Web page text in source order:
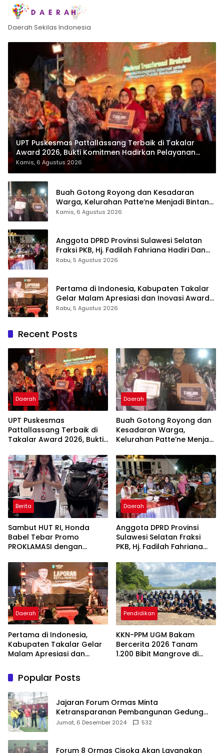
Daerah Sekilas Indonesia
UPT Puskesmas Pattallassang Terbaik di Takalar
Award 2026, Bukti Komitmen Hadirkan Pelayanan
Kesehatan Berkualitas
Kamis, 6 Agustus 2026
Buah Gotong Royong dan Kesadaran
Warga, Kelurahan Patte’ne Menjadi Bintang
Takalar Award 2026
Kamis, 6 Agustus 2026
Anggota DPRD Provinsi Sulawesi Selatan
Fraksi PKB, Hj. Fadilah Fahriana Hadiri Dan
Beri Apresiasi : Takalar Menyalakan Lentera
Rabu, 5 Agustus 2026
Pertama di Indonesia, Kabupaten Takalar
Gelar Malam Apresiasi dan Inovasi Award
2026: Panggung Penghargaan bagi
Rabu, 5 Agustus 2026
Recent Posts
Daerah
UPT Puskesmas
Pattallassang Terbaik di
Takalar Award 2026, Bukti
Pelayanan Kesehatan
Berkualitas
Daerah
Buah Gotong Royong dan
Kesadaran Warga,
Kelurahan Patte’ne Menjadi
2026
Berita
Sambut HUT RI, Honda
Babel Tebar Promo
PROKLAMASI dengan
Jutaan Rupiah
Daerah
Anggota DPRD Provinsi
Sulawesi Selatan Fraksi
PKB, Hj. Fadilah Fahriana
Takalar Menyalakan
Lentera Pengabdian
Melalui Malam Apresiasi
dan Inovasi Award 2026
Daerah
Pertama di Indonesia,
Kabupaten Takalar Gelar
Malam Apresiasi dan
Panggung Penghargaan
bagi Pelayan Publik
Berprestasi
Pendidikan
KKN-PPM UGM Bakam
Bercerita 2026 Tanam
1.200 Bibit Mangrove di
Popular Posts
Jajaran Forum Ormas Minta
Ketransparanan Pembangunan Gedung
Damkar Di Kecamatan Cisoka
Jumat, 6 Desember 2024 532
Forum 8 Ormas Cisoka Akan Layangkan